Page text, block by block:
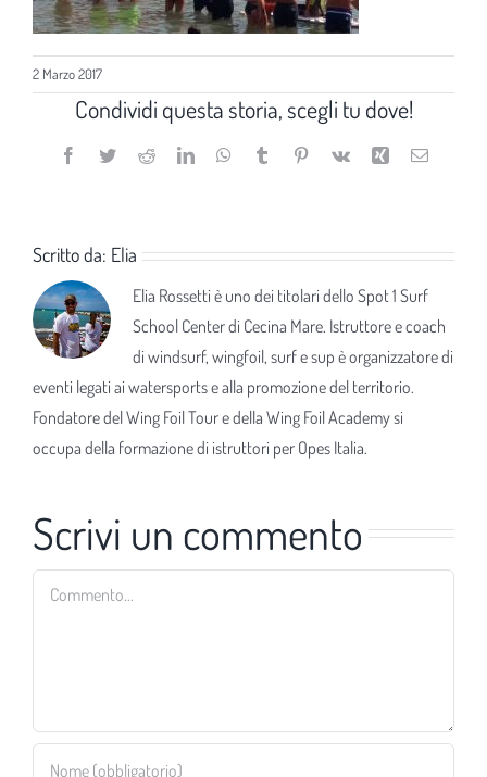
2 Marzo 2017
Condividi questa storia, scegli tu dove!
Facebook
TwitterRedditLinkedInWhatsApp
TumblrPinterest
Vk Xing Email
Scritto da: Elia
Elia Rossetti è uno dei titolari dello Spot 1 Surf
School Center di Cecina Mare. Istruttore e coach
di windsurf, wingfoil, surf e sup è organizzatore di
eventi legati ai watersports e alla promozione del territorio.
Fondatore del Wing Foil Tour e della Wing Foil Academy si
occupa della formazione di istruttori per Opes Italia.
Scrivi un commento
Commento